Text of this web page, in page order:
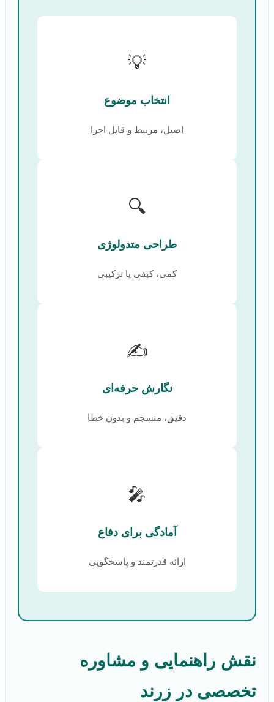
💡
انتخاب موضوع
اصیل، مرتبط و قابل اجرا
🔍
طراحی متدولوژی
کمی، کیفی یا ترکیبی
✍️
نگارش حرفه‌ای
دقیق، منسجم و بدون خطا
🎤
آمادگی برای دفاع
ارائه قدرتمند و پاسخگویی
نقش راهنمایی و مشاوره
تخصصی در زرند